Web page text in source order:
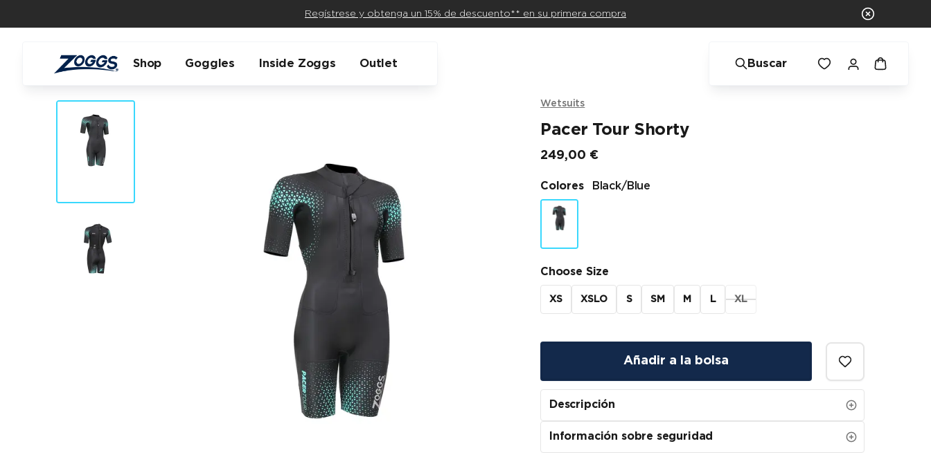
Regístrese y obtenga un 15% de descuento** en su primera compra
Shop Goggles Inside Zoggs Outlet Buscar
Wetsuits
Pacer Tour Shorty
249,00 €
Precio final
Colores Black/Blue
Choose Size
XS XSLO S SM M L XL
Añadir a la bolsa
Descripción
Información sobre seguridad